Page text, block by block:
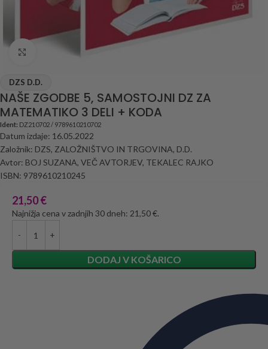
Click to enlarge
DZS D.D.
NAŠE ZGODBE 5, SAMOSTOJNI DZ ZA
MATEMATIKO 3 DELI + KODA
Ident: DZ210702 / 9789610210702
Datum izdaje: 16.05.2022
Založnik: DZS, ZALOŽNIŠTVO IN TRGOVINA, D.D.
Avtor: BOJ SUZANA, VEČ AVTORJEV, TEKALEC RAJKO
ISBN: 9789610210245
21,50€
Najnižja cena v zadnjih 30 dneh: 21,50 €.
DODAJ V KOŠARICO